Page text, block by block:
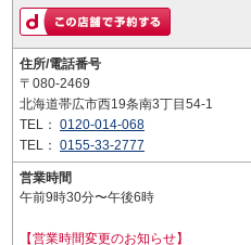
住所/電話番号
〒080-2469
北海道帯広市西19条南3丁目54-1
TEL： 0120-014-068
TEL： 0155-33-2777
営業時間
午前9時30分〜午後6時
【営業時間変更のお知らせ】